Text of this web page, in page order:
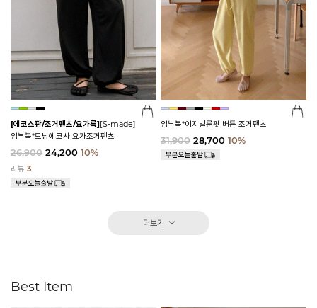
[에코스판/조거팬츠/요가룩][S-made]
임부복*모닝에코사 요가조거팬츠
26,900 24,200 10%
리뷰 3
임부복*이지벌룬핏 버튼 조거팬츠
31,900 28,700 10%
더보기
Best Item